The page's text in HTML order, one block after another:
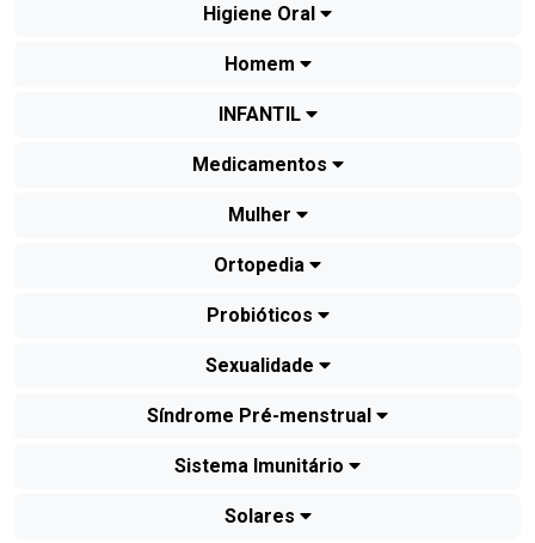
Higiene Oral
Homem
INFANTIL
Medicamentos
Mulher
Ortopedia
Probióticos
Sexualidade
Síndrome Pré-menstrual
Sistema Imunitário
Solares